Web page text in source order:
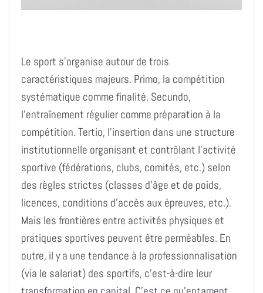
Le sport s’organise autour de trois
caractéristiques majeurs. Primo, la compétition
systématique comme finalité. Secundo,
l’entraînement régulier comme préparation à la
compétition. Tertio, l’insertion dans une structure
institutionnelle organisant et contrôlant l’activité
sportive (fédérations, clubs, comités, etc.) selon
des règles strictes (classes d’âge et de poids,
licences, conditions d’accès aux épreuves, etc.).
Mais les frontières entre activités physiques et
pratiques sportives peuvent être perméables. En
outre, il y a une tendance à la professionnalisation
(via le salariat) des sportifs, c’est-à-dire leur